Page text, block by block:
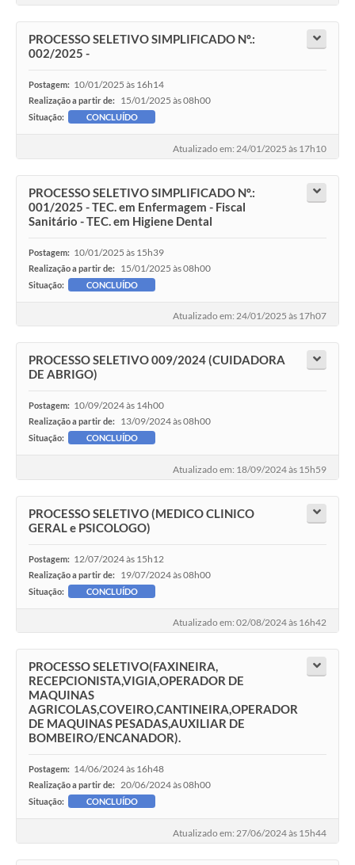
PROCESSO SELETIVO SIMPLIFICADO Nº.:
002/2025 -
Postagem: 10/01/2025 às 16h14
Realização a partir de: 15/01/2025 às 08h00
Situação: CONCLUÍDO
Atualizado em: 24/01/2025 às 17h10
PROCESSO SELETIVO SIMPLIFICADO Nº.:
001/2025 - TEC. em Enfermagem - Fiscal
Sanitário - TEC. em Higiene Dental
Postagem: 10/01/2025 às 15h39
Realização a partir de: 15/01/2025 às 08h00
Situação: CONCLUÍDO
Atualizado em: 24/01/2025 às 17h07
PROCESSO SELETIVO 009/2024 (CUIDADORA
DE ABRIGO)
Postagem: 10/09/2024 às 14h00
Realização a partir de: 13/09/2024 às 08h00
Situação: CONCLUÍDO
Atualizado em: 18/09/2024 às 15h59
PROCESSO SELETIVO (MEDICO CLINICO
GERAL e PSICOLOGO)
Postagem: 12/07/2024 às 15h12
Realização a partir de: 19/07/2024 às 08h00
Situação: CONCLUÍDO
Atualizado em: 02/08/2024 às 16h42
PROCESSO SELETIVO(FAXINEIRA,
RECEPCIONISTA,VIGIA,OPERADOR DE
MAQUINAS
AGRICOLAS,COVEIRO,CANTINEIRA,OPERADOR
DE MAQUINAS PESADAS,AUXILIAR DE
BOMBEIRO/ENCANADOR).
Postagem: 14/06/2024 às 16h48
Realização a partir de: 20/06/2024 às 08h00
Situação: CONCLUÍDO
Atualizado em: 27/06/2024 às 15h44